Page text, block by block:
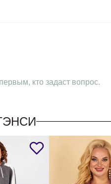
кто задаст вопрос.